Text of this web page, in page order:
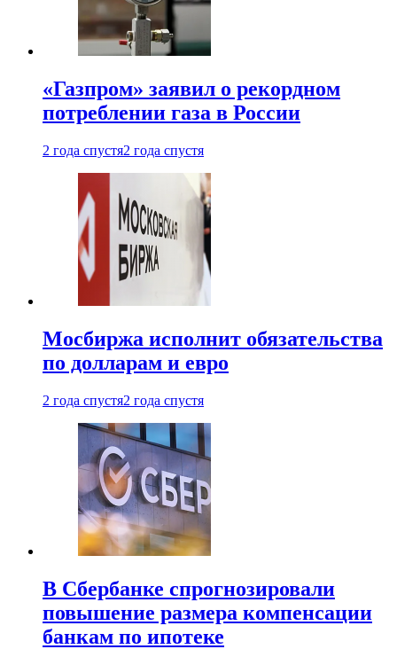
«Газпром» заявил о рекордном
потреблении газа в России
2 года спустя2 года спустя
Мосбиржа исполнит обязательства
по долларам и евро
2 года спустя2 года спустя
В Сбербанке спрогнозировали
повышение размера компенсации
банкам по ипотеке